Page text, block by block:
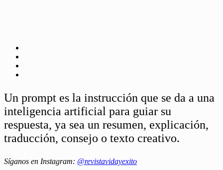
Un prompt es la instrucción que se da a una
inteligencia artificial para guiar su
respuesta, ya sea un resumen, explicación,
traducción, consejo o texto creativo.
Síganos en Instagram: @revistavidayexito